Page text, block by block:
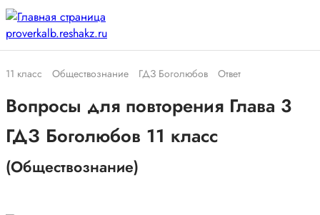
11 класс Обществознание ГДЗ Боголюбов Ответ
Вопросы для повторения Глава 3
ГДЗ Боголюбов 11 класс
(Обществознание)